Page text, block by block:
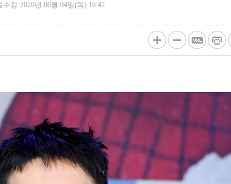
스포츠 라이프 포토
만화
수정 2026년 06월 04일(목) 10:42